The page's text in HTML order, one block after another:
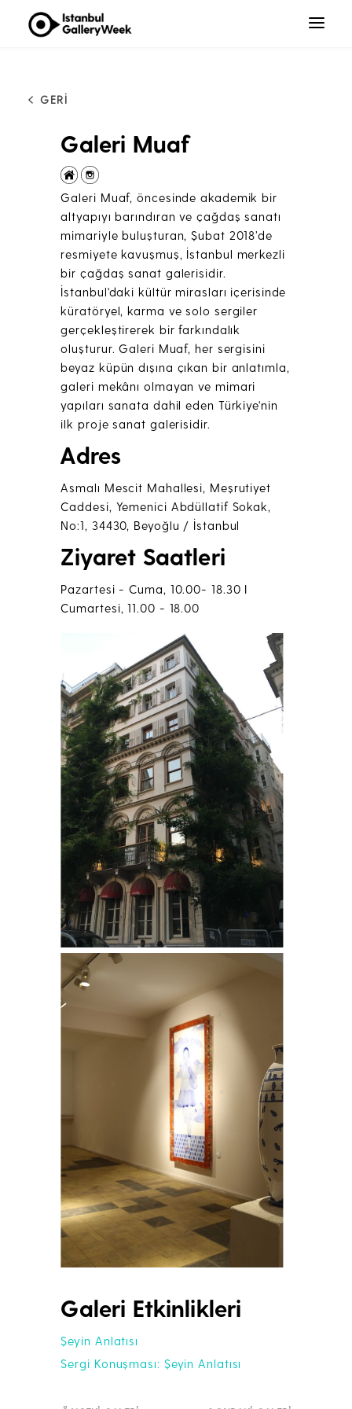
GERİ
Galeri Muaf
Galeri Muaf, öncesinde akademik bir
altyapıyı barındıran ve çağdaş sanatı
mimariyle buluşturan, Şubat 2018’de
resmiyete kavuşmuş, İstanbul merkezli
bir çağdaş sanat galerisidir.
İstanbul'daki kültür mirasları içerisinde
küratöryel, karma ve solo sergiler
gerçekleştirerek bir farkındalık
oluşturur. Galeri Muaf, her sergisini
beyaz küpün dışına çıkan bir anlatımla,
galeri mekânı olmayan ve mimari
yapıları sanata dahil eden Türkiye'nin
ilk proje sanat galerisidir.
Adres
Asmalı Mescit Mahallesi, Meşrutiyet
Caddesi, Yemenici Abdüllatif Sokak,
No:1, 34430, Beyoğlu / İstanbul
Ziyaret Saatleri
Pazartesi - Cuma, 10.00- 18.30 I
Cumartesi, 11.00 - 18.00
Galeri Etkinlikleri
Şeyin Anlatısı
Sergi Konuşması: Şeyin Anlatısı